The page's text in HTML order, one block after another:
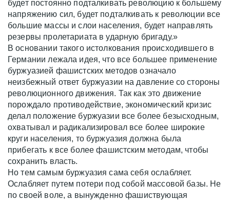
будет постоянно подталкивать революцию к большему
напряжению сил, будет подталкивать к революции все
большие массы и слои населения, будет направлять
резервы пролетариата в ударную бригаду.»
В основании такого истолкования происходившего в
Германии лежала идея, что все большее применение
буржуазией фашистских методов означало
неизбежный ответ буржуазии на давление со стороны
революционного движения. Так как это движение
порождало противодействие, экономический кризис
делал положение буржуазии все более безысходным,
охватывал и радикализировал все более широкие
круги населения, то буржуазия должна была
прибегать к все более фашистским методам, чтобы
сохранить власть.
Но тем самым буржуазия сама себя ослабляет.
Ослабляет путем потери под собой массовой базы. Не
по своей воле, а вынужденно фашиствующая